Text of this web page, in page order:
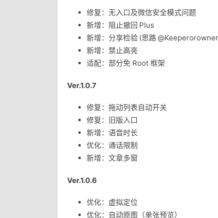
修复：无入口及微信安全模式问题
新增：阻止撤回 Plus
新增：分享检验 (思路
新增：禁止高亮
适配：部分免 Root 框架
Ver.1.0.7
修复：拖动列表自动开关
修复：旧版入口
新增：语音时长
优化：通话限制
新增：文章多窗
Ver.1.0.6
优化：虚拟定位
优化：自动原图（单张预览）